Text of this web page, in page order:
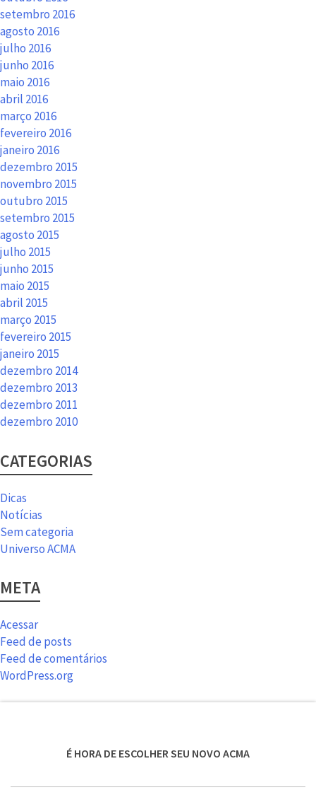
setembro 2016
agosto 2016
julho 2016
junho 2016
maio 2016
abril 2016
março 2016
fevereiro 2016
janeiro 2016
dezembro 2015
novembro 2015
outubro 2015
setembro 2015
agosto 2015
julho 2015
junho 2015
maio 2015
abril 2015
março 2015
fevereiro 2015
janeiro 2015
dezembro 2014
dezembro 2013
dezembro 2011
dezembro 2010
CATEGORIAS
Dicas
Notícias
Sem categoria
Universo ACMA
META
Acessar
Feed de posts
Feed de comentários
WordPress.org
É HORA DE ESCOLHER SEU NOVO ACMA